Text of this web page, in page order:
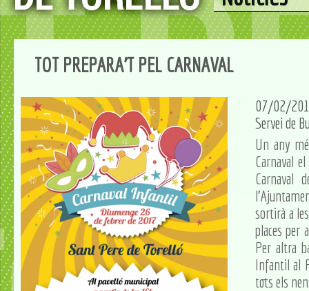
TOT PREPARA'T PEL CARNAVAL
07/02/
Servei de
Un any
Carnaval
Carnaval
sortirà a
places per
Per altra
Infantil al
tots els